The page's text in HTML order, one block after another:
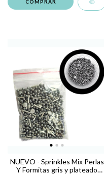
NUEVO - Sprinkles Mix Perlas
Y Formitas gris y plateado